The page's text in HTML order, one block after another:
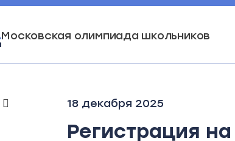
Московская олимпиада школьников
18 декабря 2025
Регистрация